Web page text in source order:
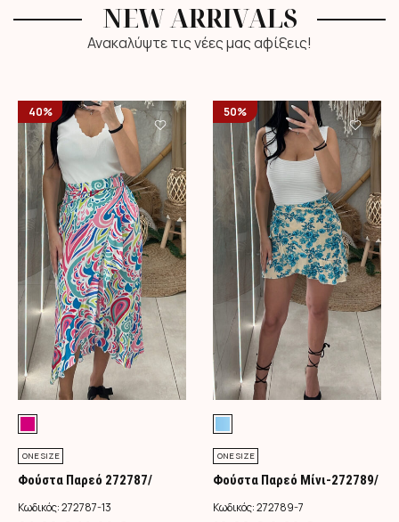
NEW ARRIVALS
Ανακαλύψτε τις νέες μας αφίξεις!
40%
ONE SIZE
Φούστα Παρεό 272787/
Φούξια
Κωδικός:272787-13
50%
ONE SIZE
Φούστα Παρεό Μίνι-272789/
Τιρκουάζ
Κωδικός:272789-7